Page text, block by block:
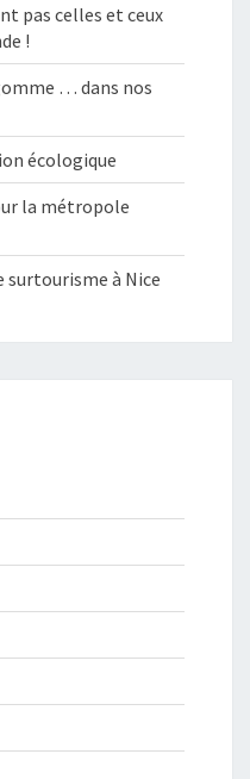
pas celles et ceux
!
… dans nos
écologique
la métropole
surtourisme à Nice